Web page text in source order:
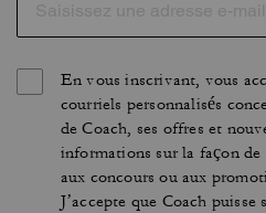
En vous inscrivant, vous
courriels personnalisés
de Coach, ses offres et
informations sur la façon
aux concours ou aux
J’accepte que Coach